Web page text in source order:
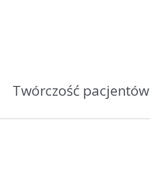
Twórczość pacjentów